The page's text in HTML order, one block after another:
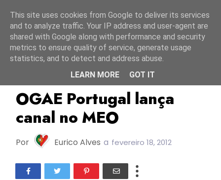
OGAE Portugal
OGAE Portugal lança
canal no MEO
Por Eurico Alves a fevereiro 18, 2012
This site uses cookies from Google to deliver its services
and to analyze traffic. Your IP address and user-agent are
shared with Google along with performance and security
metrics to ensure quality of service, generate usage
statistics, and to detect and address abuse.
LEARN MORE
GOT IT